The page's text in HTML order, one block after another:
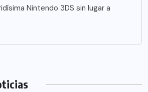
Nintendo 3DS sin lugar a